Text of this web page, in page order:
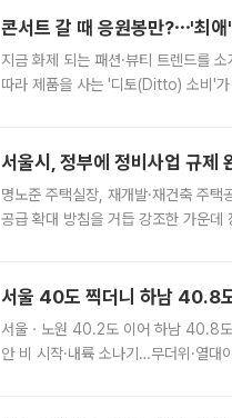
콘서트 갈 때 응원봉만?⋯'최
지금 화제 되는 패션·뷰티 트렌드를
따라 제품을 사는 '디토(Ditto) 소비'
서울시, 정부에 정비사업 규
명노준 주택실장, 재개발·재건축 주
공급 확대 방침을 거듭 강조한 가운데
서울 40도 찍더니 하남 40.8
서울ㆍ노원 40.2도 이어 하남 40.8
안 비 시작·내륙 소나기…무더위·열